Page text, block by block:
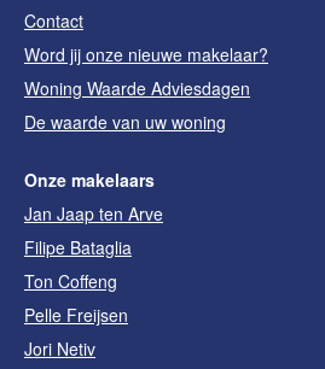
Contact
Word jij onze nieuwe makelaar?
Woning Waarde Adviesdagen
De waarde van uw woning
Onze makelaars
Jan Jaap ten Arve
Filipe Bataglia
Ton Coffeng
Pelle Freijsen
Jori Netiv